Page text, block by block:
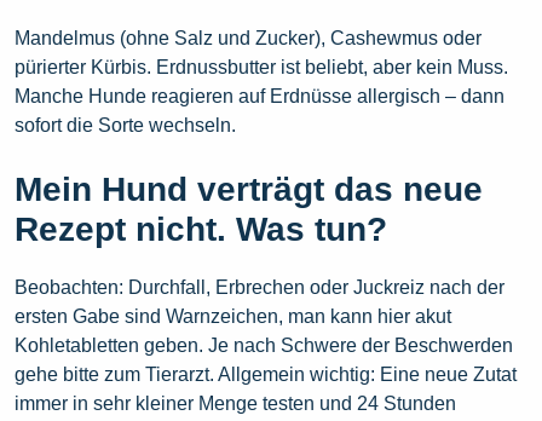
Mandelmus (ohne Salz und Zucker), Cashewmus oder
pürierter Kürbis. Erdnussbutter ist beliebt, aber kein Muss.
Manche Hunde reagieren auf Erdnüsse allergisch – dann
sofort die Sorte wechseln.
Mein Hund verträgt das neue
Rezept nicht. Was tun?
Beobachten: Durchfall, Erbrechen oder Juckreiz nach der
ersten Gabe sind Warnzeichen, man kann hier akut
Kohletabletten geben. Je nach Schwere der Beschwerden
gehe bitte zum Tierarzt. Allgemein wichtig: Eine neue Zutat
immer in sehr kleiner Menge testen und 24 Stunden